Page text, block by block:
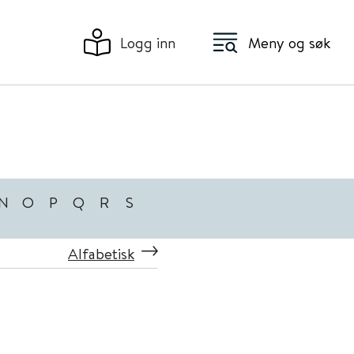
Logg inn Meny og søk
O P Q R S
Alfabetisk